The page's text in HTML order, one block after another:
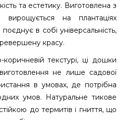
та естетику. Виготовлена з
на плантаціях
в собі універсальність,
красу.
текстурі, ці дошки
не лише садової
в умовах, де потрібна
умов. Натуральне тикове
до термитів і гниття, що